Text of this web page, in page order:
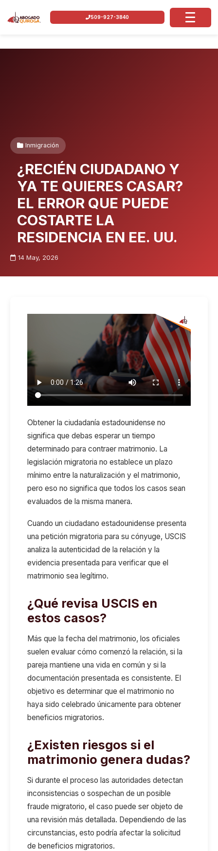
509-927-3840
Inmigración
¿RECIÉN CIUDADANO Y
YA TE QUIERES CASAR?
EL ERROR QUE PUEDE
COSTARTE LA
RESIDENCIA EN EE. UU.
14 May, 2026
Obtener la ciudadanía estadounidense no
significa que debas esperar un tiempo
determinado para contraer matrimonio. La
legislación migratoria no establece un plazo
mínimo entre la naturalización y el matrimonio,
pero eso no significa que todos los casos sean
evaluados de la misma manera.
Cuando un ciudadano estadounidense presenta
una petición migratoria para su cónyuge, USCIS
analiza la autenticidad de la relación y la
evidencia presentada para verificar que el
matrimonio sea legítimo.
¿Qué revisa USCIS en
estos casos?
Más que la fecha del matrimonio, los oficiales
suelen evaluar cómo comenzó la relación, si la
pareja mantiene una vida en común y si la
documentación presentada es consistente. El
objetivo es determinar que el matrimonio no
haya sido celebrado únicamente para obtener
beneficios migratorios.
¿Existen riesgos si el
matrimonio genera dudas?
Si durante el proceso las autoridades detectan
inconsistencias o sospechan de un posible
fraude migratorio, el caso puede ser objeto de
una revisión más detallada. Dependiendo de las
circunstancias, esto podría afectar la solicitud
de beneficios migratorios.